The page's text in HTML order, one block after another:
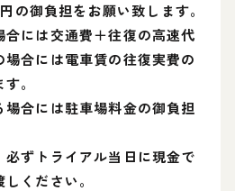
の御負担をお願い致します。
には交通費＋往復の高速代
合には電車賃の往復実費の
。
合には駐車場料金の御負担
ずトライアル当日に現金で
ください。